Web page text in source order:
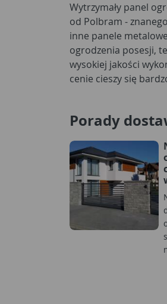
Wytrzymały panel
od Polbram -
inne panele
ogrodzenia posesji,
wysokiej jakości
cenie cieszy się
klientów. Powstał
ocynkowi zyskała
niestraszne jej
cieszyć Twoje oczy i
Najlepszym
Porady